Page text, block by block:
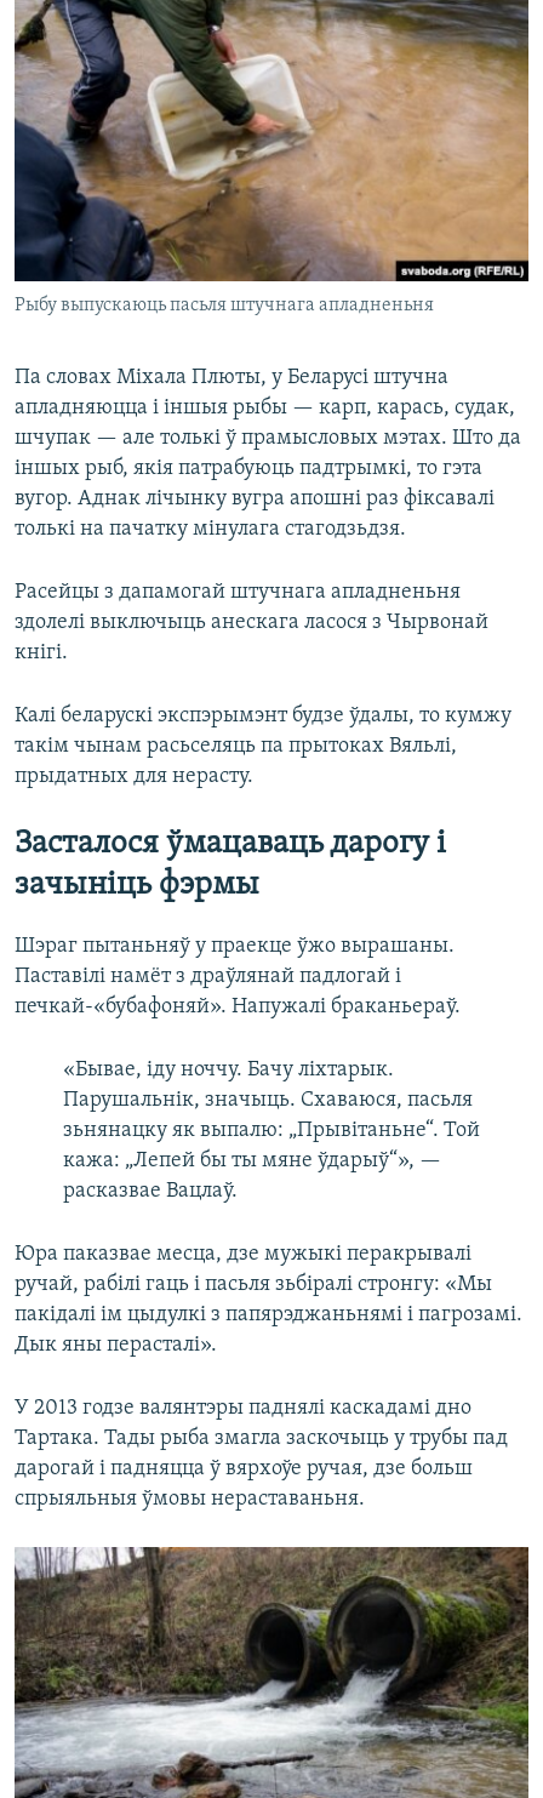
Рыбу выпускаюць пасьля штучнага апладненьня
Па словах Міхала Плюты, у Беларусі штучна
апладняюцца і іншыя рыбы — карп, карась, судак,
шчупак — але толькі ў прамысловых мэтах. Што да
іншых рыб, якія патрабуюць падтрымкі, то гэта
вугор. Аднак лічынку вугра апошні раз фіксавалі
толькі на пачатку мінулага стагодзьдзя.
Расейцы з дапамогай штучнага апладненьня
здолелі выключыць анескага ласося з Чырвонай
кнігі.
Калі беларускі экспэрымэнт будзе ўдалы, то кумжу
такім чынам расьселяць па прытоках Вяльлі,
прыдатных для нерасту.​
Засталося ўмацаваць дарогу і
зачыніць фэрмы
Шэраг пытаньняў у праекце ўжо вырашаны.
Паставілі намёт з драўлянай падлогай і
печкай-«бубафоняй». Напужалі браканьераў.
«Бывае, іду ноччу. Бачу ліхтарык.
Парушальнік, значыць. Схаваюся, пасьля
зьнянацку як выпалю: „Прывітаньне“. Той
кажа: „Лепей бы ты мяне ўдарыў“», —
расказвае Вацлаў.
Юра паказвае месца, дзе мужыкі перакрывалі
ручай, рабілі гаць і пасьля зьбіралі стронгу: «Мы
пакідалі ім цыдулкі з папярэджаньнямі і пагрозамі.
Дык яны перасталі».
У 2013 годзе валянтэры паднялі каскадамі дно
Тартака. Тады рыба змагла заскочыць у трубы пад
дарогай і падняцца ў вярхоўе ручая, дзе больш
спрыяльныя ўмовы нераставаньня.